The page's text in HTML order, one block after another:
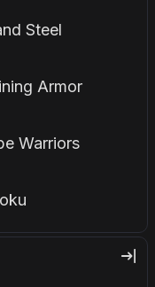
Steel
Armor
Warriors